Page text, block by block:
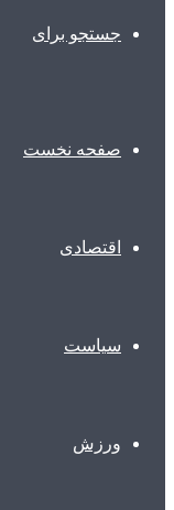
جستجو برای
صفحه نخست
اقتصادی
سیاست
ورزش